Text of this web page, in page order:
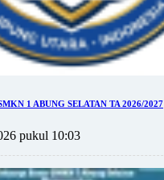
1 ABUNG SELATAN TA 2026/2027
pukul 10:03